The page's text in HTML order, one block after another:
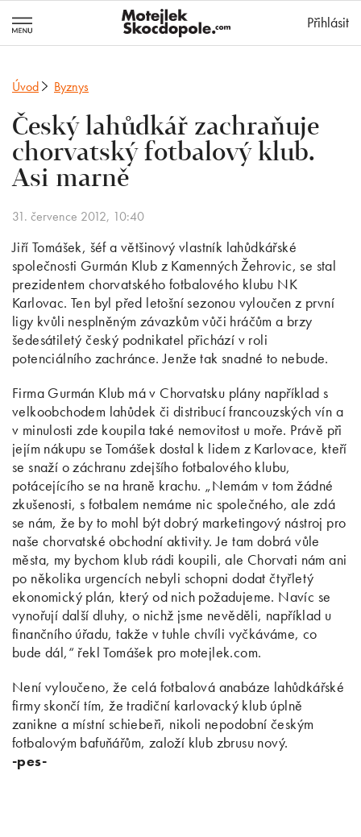
Přihlásit
Úvod Byznys
Český lahůdkář zachraňuje
chorvatský fotbalový klub.
Asi marně
31. července 2012, 10:40
Jiří Tomášek, šéf a většinový vlastník lahůdkářské
společnosti Gurmán Klub z Kamenných Žehrovic, se stal
prezidentem chorvatského fotbalového klubu NK
Karlovac. Ten byl před letošní sezonou vyloučen z první
ligy kvůli nesplněným závazkům vůči hráčům a brzy
šedesátiletý český podnikatel přichází v roli
potenciálního zachránce. Jenže tak snadné to nebude.
Firma Gurmán Klub má v Chorvatsku plány například s
velkoobchodem lahůdek či distribucí francouzských vín a
v minulosti zde koupila také nemovitost u moře. Právě při
jejím nákupu se Tomášek dostal k lidem z Karlovace, kteří
se snaží o záchranu zdejšího fotbalového klubu,
potácejícího se na hraně krachu. „Nemám v tom žádné
zkušenosti, s fotbalem nemáme nic společného, ale zdá
se nám, že by to mohl být dobrý marketingový nástroj pro
naše chorvatské obchodní aktivity. Je tam dobrá vůle
města, my bychom klub rádi koupili, ale Chorvati nám ani
po několika urgencích nebyli schopni dodat čtyřletý
ekonomický plán, který od nich požadujeme. Navíc se
vynořují další dluhy, o nichž jsme nevěděli, například u
finančního úřadu, takže v tuhle chvíli vyčkáváme, co
bude dál,“ řekl Tomášek pro motejlek.com.
Není vyloučeno, že celá fotbalová anabáze lahůdkářské
firmy skončí tím, že tradiční karlovacký klub úplně
zanikne a místní schiebeři, nikoli nepodobní českým
fotbalovým bafuňářům, založí klub zbrusu nový.
-pes-